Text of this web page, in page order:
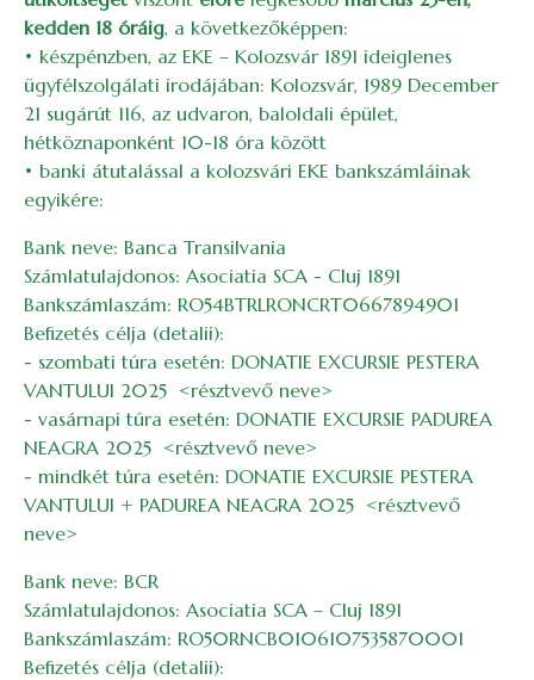
kedden 18 óráig, a következőképpen:
• készpénzben, az EKE – Kolozsvár 1891 ideiglenes
ügyfélszolgálati irodájában: Kolozsvár, 1989 December
21 sugárút 116, az udvaron, baloldali épület,
hétköznaponként 10-18 óra között
• banki átutalással a kolozsvári EKE bankszámláinak
egyikére:
Bank neve: Banca Transilvania
Számlatulajdonos: Asociatia SCA - Cluj 1891
Bankszámlaszám: RO54BTRLRONCRT0667894901
Befizetés célja (detalii):
- szombati túra esetén: DONATIE EXCURSIE PESTERA
VANTULUI 2025 <résztvevő neve>
- vasárnapi túra esetén: DONATIE EXCURSIE PADUREA
NEAGRA 2025 <résztvevő neve>
- mindkét túra esetén: DONATIE EXCURSIE PESTERA
VANTULUI + PADUREA NEAGRA 2025 <résztvevő
neve>
Bank neve: BCR
Számlatulajdonos: Asociatia SCA – Cluj 1891
Bankszámlaszám: RO50RNCB0106107535870001
Befizetés célja (detalii):